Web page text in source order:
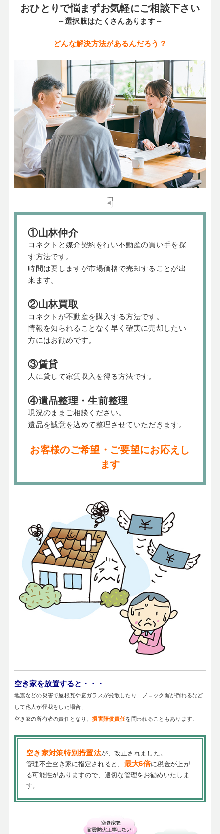
おひとりで悩まずお気軽にご相談下さい
～選択肢はたくさんあります～
どんな解決方法があるんだろう？
☟
①山林仲介
コネクトと媒介契約を行い不動産の買い手を探
す方法です。
時間は要しますが市場価格で売却することが出
来ます。
②山林買取
コネクトが不動産を購入する方法です。
情報を知られることなく早く確実に売却したい
方にはお勧めです。
③賃貸
人に貸して家賃収入を得る方法です。
④遺品整理・生前整理
現況のままご相談ください。
遺品を誠意を込めて整理させていただきます。
お客様のご希望・ご要望にお応えし
ます
空き家を放置すると・・・
地震などの災害で屋根瓦や窓ガラスが飛散したり、ブロック塀が倒れるなど
して他人が怪我をした場合、
空き家の所有者の責任となり、損害賠償責任を問われることもあります。
空き家対策特別措置法が、改正されました。
管理不全空き家に指定されると、 最大6倍に税金が上が
る可能性がありますので、適切な管理をお勧めいたしま
す。